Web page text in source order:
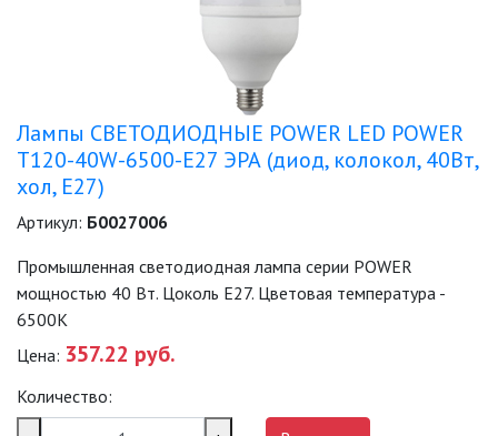
Лампы СВЕТОДИОДНЫЕ POWER LED POWER
T120-40W-6500-E27 ЭРА (диод, колокол, 40Вт,
хол, E27)
Артикул: Б0027006
Промышленная светодиодная лампа серии POWER
мощностью 40 Вт. Цоколь Е27. Цветовая температура -
6500K
Цена: 357.22 руб.
Количество: